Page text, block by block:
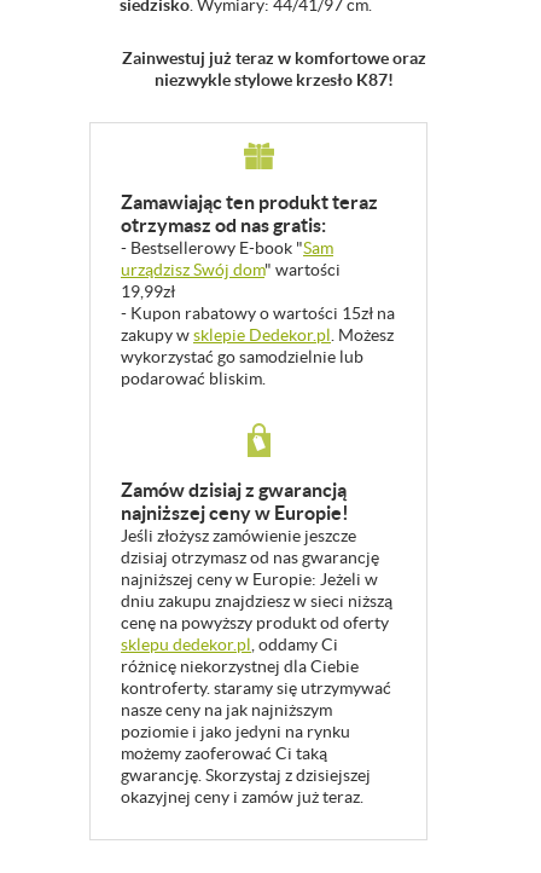
siedzisko. Wymiary: 44/41/97 cm.
Zainwestuj już teraz w komfortowe oraz
niezwykle stylowe krzesło K87!
Zamawiając ten produkt teraz
otrzymasz od nas gratis:
- Bestsellerowy E-book "Sam
urządzisz Swój dom" wartości
19,99zł
- Kupon rabatowy o wartości 15zł na
zakupy wsklepie Dedekor.pl. Możesz
wykorzystać go samodzielnie lub
podarować bliskim.
Zamów dzisiaj z gwarancją
najniższej ceny w Europie!
Jeśli złożysz zamówienie jeszcze
dzisiaj otrzymasz od nas gwarancję
najniższej ceny w Europie: Jeżeli w
dniu zakupu znajdziesz w sieci niższą
cenę na powyższy produkt od oferty
sklepu dedekor.pl, oddamy Ci
różnicę niekorzystnej dla Ciebie
kontroferty. staramy się utrzymywać
nasze ceny na jak najniższym
poziomie i jako jedyni na rynku
możemy zaoferować Ci taką
gwarancję. Skorzystaj z dzisiejszej
okazyjnej ceny i zamów już teraz.